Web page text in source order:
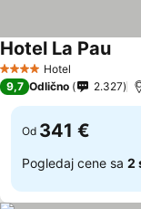
4 ZvezdiceHotel
Hotel La Pau
9,7 Odlično 2.327
Od 341 €
Pogledaj cene sa 2